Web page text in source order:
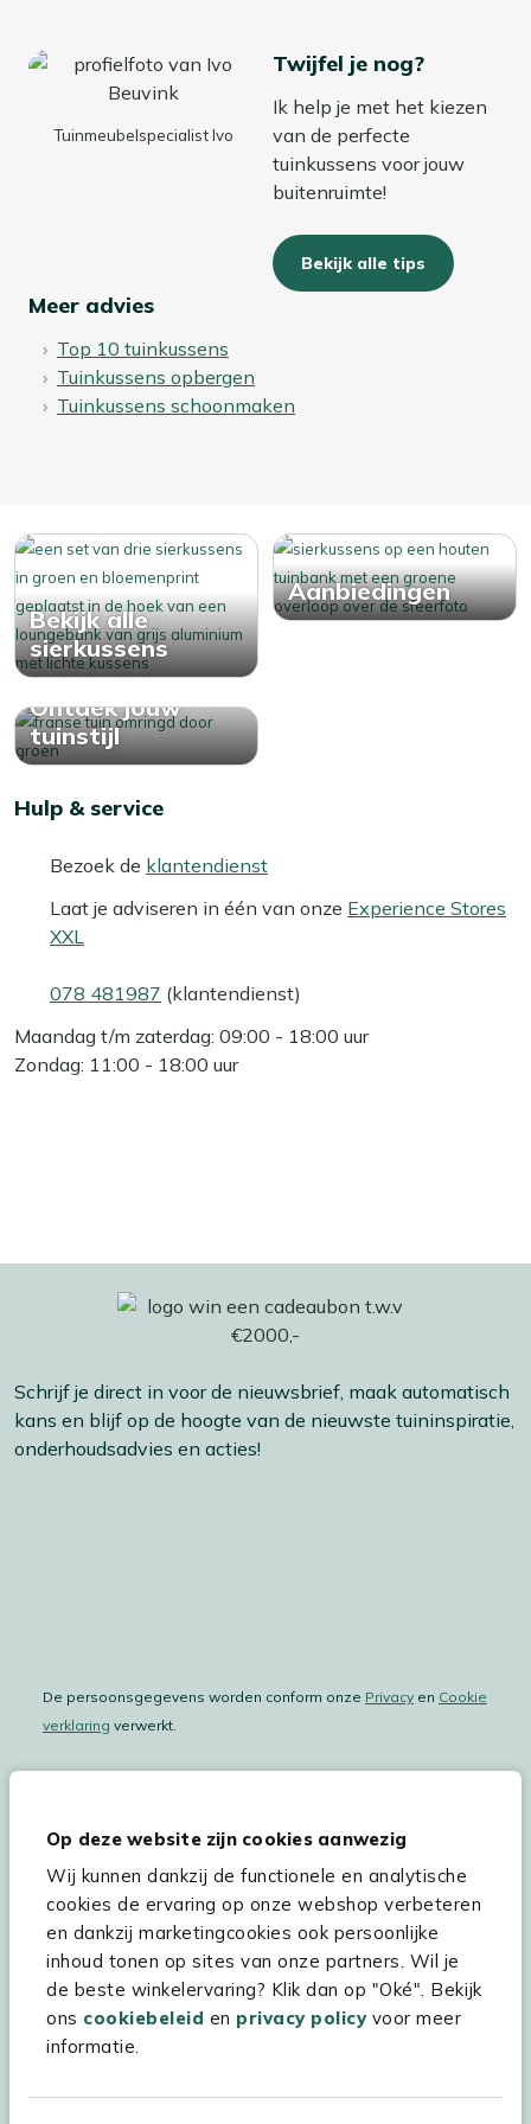
Op deze website zijn cookies aanwezig
Wij kunnen dankzij de functionele en analytische
cookies de ervaring op onze webshop verbeteren
en dankzij marketingcookies ook persoonlijke
inhoud tonen op sites van onze partners. Wil je
de beste winkelervaring? Klik dan op "Oké". Bekijk
ons cookiebeleid en privacy policyvoor meer
informatie.
Bekijk meer Tuinkussens
Tuinmeubelspecialist Ivo
Twijfel je nog?
Ik help je met het kiezen
van de perfecte
tuinkussens voor jouw
buitenruimte!
Bekijk alle tips
Meer advies
Top 10 tuinkussens
Tuinkussens opbergen
Tuinkussens schoonmaken
Bekijk alle
sierkussens
Aanbiedingen
Ontdek jouw
tuinstijl
Hulp & service
Bezoek de klantendienst
Laat je adviseren in één van onze Experience Stores
XXL
078 481987 (klantendienst)
Maandag t/m zaterdag: 09:00 - 18:00 uur
Zondag: 11:00 - 18:00 uur
Schrijf je direct in voor de nieuwsbrief, maak automatisch
kans en blijf op de hoogte van de nieuwste tuininspiratie,
onderhoudsadvies en acties!
De persoonsgegevens worden conform onze Privacy en Cookie
verklaring verwerkt.
Hulp & service
Assortiment
Kees Smit Tuinmeubelen
Experience Stores XXL